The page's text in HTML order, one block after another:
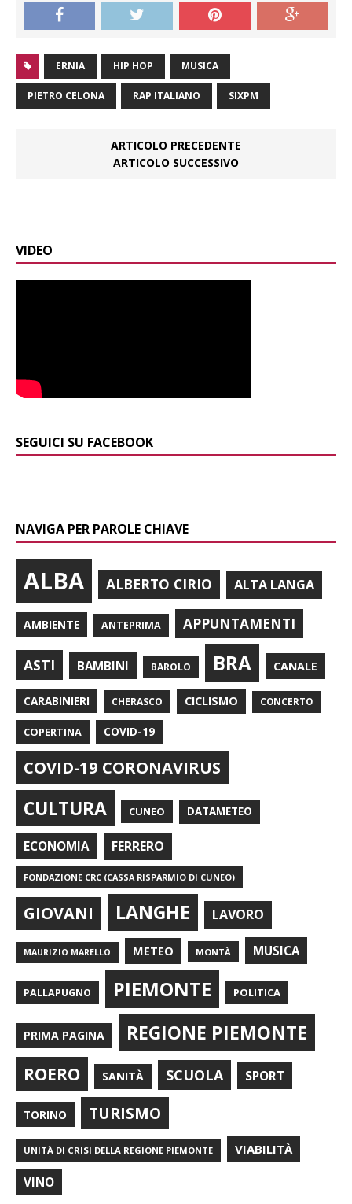
ERNIA HIP HOP MUSICA
PIETRO CELONA RAP ITALIANO SIXPM
ARTICOLO PRECEDENTE
ARTICOLO SUCCESSIVO
VIDEO
SEGUICI SU FACEBOOK
NAVIGA PER PAROLE CHIAVE
ALBA ALBERTO CIRIO ALTA LANGA
AMBIENTE ANTEPRIMA APPUNTAMENTI
ASTI BAMBINI BAROLO BRA CANALE
CARABINIERI CHERASCO CICLISMO CONCERTO
COPERTINA COVID-19
COVID-19 CORONAVIRUS
CULTURA CUNEO DATAMETEO
ECONOMIA FERRERO
FONDAZIONE CRC (CASSA RISPARMIO DI CUNEO)
GIOVANI LANGHE LAVORO
MAURIZIO MARELLO METEO MONTÀ MUSICA
PALLAPUGNO PIEMONTE POLITICA
PRIMA PAGINA REGIONE PIEMONTE
ROERO SANITÀ SCUOLA SPORT
TORINO TURISMO
UNITÀ DI CRISI DELLA REGIONE PIEMONTE VIABILITÀ
VINO